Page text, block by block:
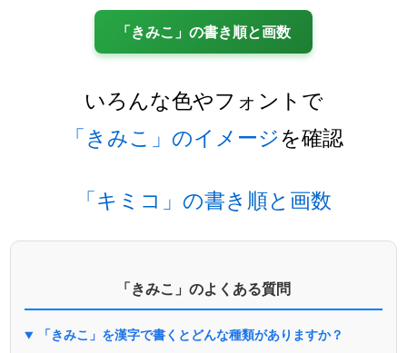
「きみこ」の書き順と画数
いろんな色やフォントで
「きみこ」のイメージを確認
「キミコ」の書き順と画数
「きみこ」のよくある質問
「きみこ」を漢字で書くとどんな種類がありますか？